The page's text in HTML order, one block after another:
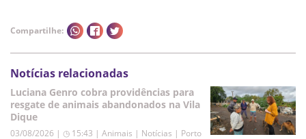
Compartilhe:
Notícias relacionadas
Luciana Genro cobra providências para
resgate de animais abandonados na Vila
Dique
03/08/2026 | ◷ 15:43 | Animais | Notícias | Porto